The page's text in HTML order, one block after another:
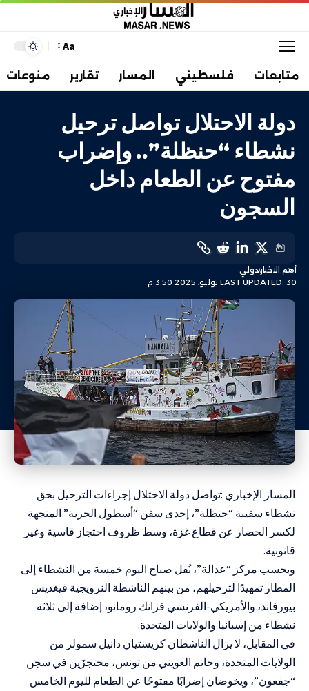
Aa
متابعات فلسطيني المسار تقارير منوعات
دولة الاحتلال تواصل ترحيل
نشطاء “حنظلة”.. وإضراب
مفتوح عن الطعام داخل
السجون
LAST UPDATED: 30 يوليو، 2025 3:50 م
أهم الاخباردولي
المسار الإخباري :تواصل دولة الاحتلال إجراءات الترحيل بحق
نشطاء سفينة “حنظلة”، إحدى سفن “أسطول الحرية” المتجهة
لكسر الحصار عن قطاع غزة، وسط ظروف احتجاز قاسية وغير
قانونية.
وبحسب مركز “عدالة”، نُقل صباح اليوم خمسة من النشطاء إلى
المطار تمهيدًا لترحيلهم، من بينهم الناشطة النرويجية فيغديس
بيورفاند، والأمريكي-الفرنسي فرانك رومانو، إضافة إلى ثلاثة
نشطاء من إسبانيا والولايات المتحدة.
في المقابل، لا يزال الناشطان كريستيان دانيل سمولز من
الولايات المتحدة، وحاتم العويني من تونس، محتجزَين في سجن
“جفعون”، ويخوضان إضرابًا مفتوحًا عن الطعام لليوم الخامس